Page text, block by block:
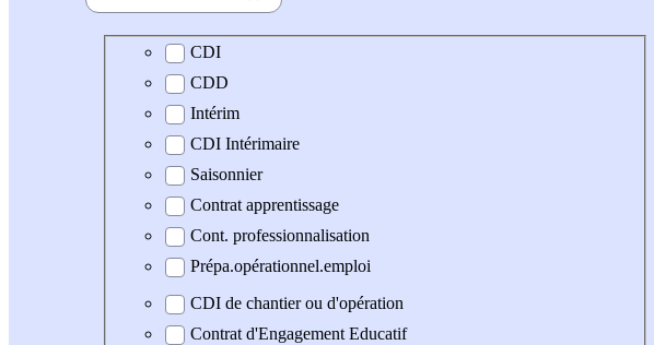
Type de contrat
CDI
CDD
Intérim
CDI Intérimaire
Saisonnier
Contrat apprentissage
Cont. professionnalisation
Prépa.opérationnel.emploi
CDI de chantier ou d'opération
Contrat d'Engagement Educatif